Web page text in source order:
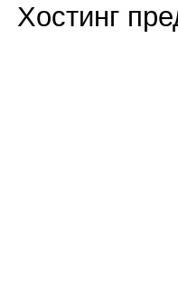
Хостинг